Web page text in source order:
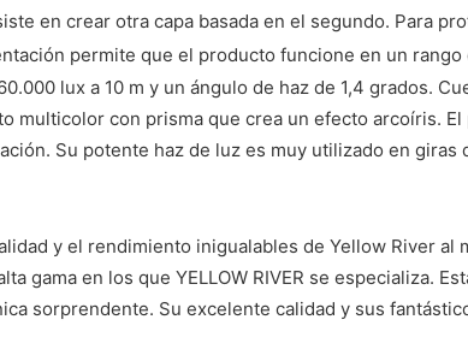
en crear otra capa basada en el segundo. Para
permite que el producto funcione en un
lux a 10 m y un ángulo de haz de 1,4 grados.
con prisma que crea un efecto arcoíris.
Su potente haz de luz es muy utilizado en
y el rendimiento inigualables de Yellow River
gama en los que YELLOW RIVER se especializa.
sorprendente. Su excelente calidad y sus